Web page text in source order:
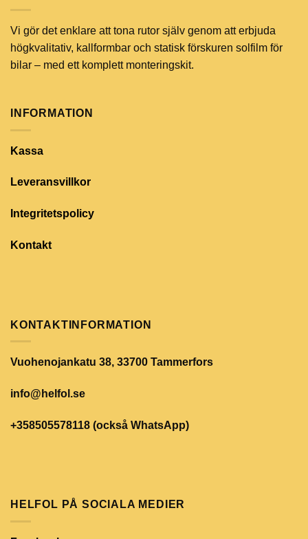
Vi gör det enklare att tona rutor själv genom att erbjuda
högkvalitativ, kallformbar och statisk förskuren solfilm för
bilar – med ett komplett monteringskit.
INFORMATION
Kassa
Leveransvillkor
Integritetspolicy
Kontakt
KONTAKTINFORMATION
Vuohenojankatu 38, 33700 Tammerfors
info@helfol.se
+358505578118 (också WhatsApp)
HELFOL PÅ SOCIALA MEDIER